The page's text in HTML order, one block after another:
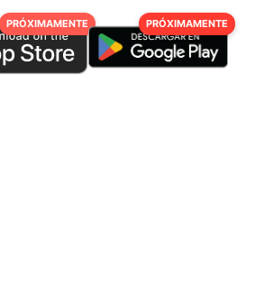
PRÓXIMAMENTE PRÓXIMAMENTE